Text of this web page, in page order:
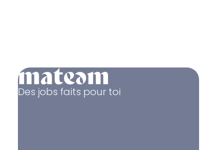
Des jobs faits pour toi